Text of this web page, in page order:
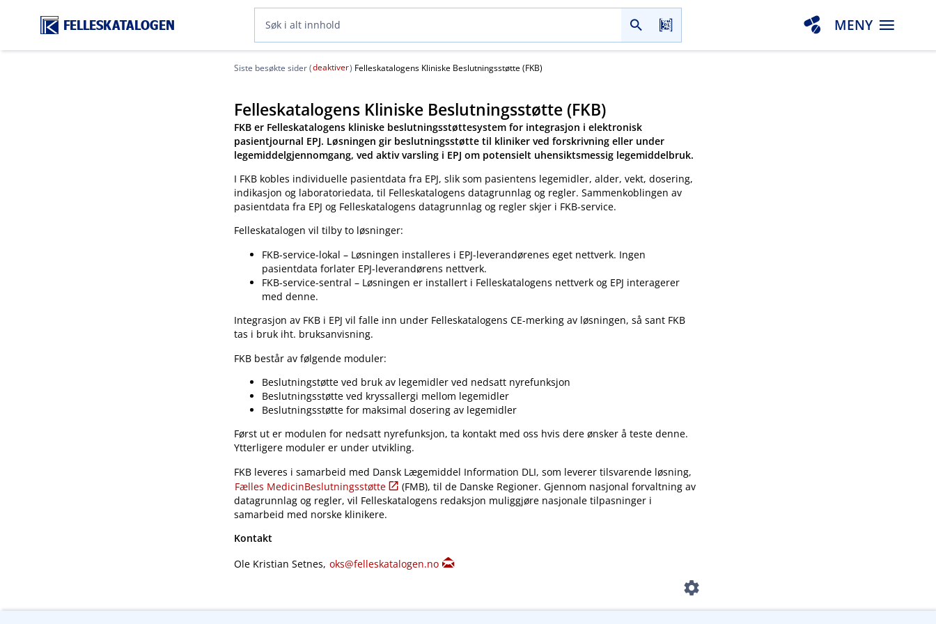
FELLESKATALOGEN MENY
Siste besøkte sider (deaktiver) Felleskatalogens Kliniske Beslutningsstøtte (FKB)
Felleskatalogens Kliniske Beslutningsstøtte (FKB)
FKB er Felleskatalogens kliniske beslutningsstøttesystem for integrasjon i elektronisk
pasientjournal EPJ. Løsningen gir beslutningsstøtte til kliniker ved forskrivning eller under
legemiddelgjennomgang, ved aktiv varsling i EPJ om potensielt uhensiktsmessig legemiddelbruk.
I FKB kobles individuelle pasientdata fra EPJ, slik som pasientens legemidler, alder, vekt, dosering,
indikasjon og laboratoriedata, til Felleskatalogens datagrunnlag og regler. Sammenkoblingen av
pasientdata fra EPJ og Felleskatalogens datagrunnlag og regler skjer i FKB-service.
Felleskatalogen vil tilby to løsninger:
FKB-service-lokal – Løsningen installeres i EPJ-leverandørenes eget nettverk. Ingen
pasientdata forlater EPJ-leverandørens nettverk.
FKB-service-sentral – Løsningen er installert i Felleskatalogens nettverk og EPJ interagerer
med denne.
Integrasjon av FKB i EPJ vil falle inn under Felleskatalogens CE-merking av løsningen, så sant FKB
tas i bruk iht. bruksanvisning.
FKB består av følgende moduler:
Beslutningstøtte ved bruk av legemidler ved nedsatt nyrefunksjon
Beslutningsstøtte ved kryssallergi mellom legemidler
Beslutningsstøtte for maksimal dosering av legemidler
Først ut er modulen for nedsatt nyrefunksjon, ta kontakt med oss hvis dere ønsker å teste denne.
Ytterligere moduler er under utvikling.
FKB leveres i samarbeid med Dansk Lægemiddel Information DLI, som leverer tilsvarende løsning,
Fælles MedicinBeslutningsstøtte
(FMB), til de Danske Regioner. Gjennom nasjonal forvaltning av
datagrunnlag og regler, vil Felleskatalogens redaksjon muliggjøre nasjonale tilpasninger i
samarbeid med norske klinikere.
Kontakt
Ole Kristian Setnes, oks@felleskatalogen.no